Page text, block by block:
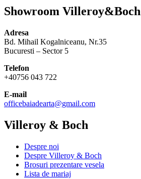
Showroom Villeroy&Boch
Adresa
Bd. Mihail Kogalniceanu, Nr.35
Bucuresti – Sector 5
Telefon
+40756 043 722
E-mail
officebaiadearta@gmail.com
Villeroy & Boch
Despre noi
Despre Villeroy & Boch
Brosuri prezentare vesela
Lista de mariaj